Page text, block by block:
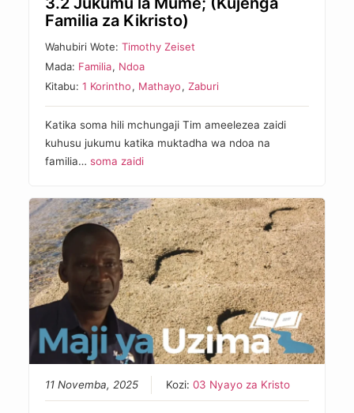
Familia za Kikristo)
Wahubiri Wote:Timothy Zeiset
Mada: Familia, Ndoa
Kitabu:1 Korintho, Mathayo,Zaburi
Katika soma hili mchungaji Tim ameelezea zaidi
kuhusu jukumu katika muktadha wa ndoa na
familia…soma zaidi
11 Novemba, 2025 Kozi:03 Nyayo za Kristo